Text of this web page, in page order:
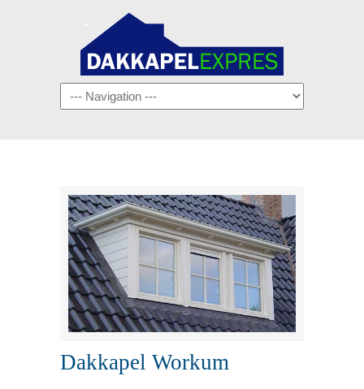
Navigation
Dakkapel Workum